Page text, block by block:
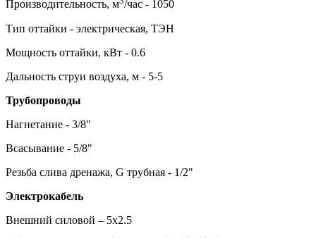
Производительность, м /час - 1050
Тип оттайки - электрическая, ТЭН
Мощность оттайки, кВт - 0.6
Дальность струи воздуха, м - 5-5
Трубопроводы
Нагнетание - 3/8"
Всасывание - 5/8"
Резьба слива дренажа, G трубная - 1/2"
Электрокабель
Внешний силовой – 5х2.5